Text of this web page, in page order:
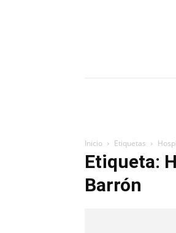
Inicio Etiquetas
Etiqueta:
Barrón